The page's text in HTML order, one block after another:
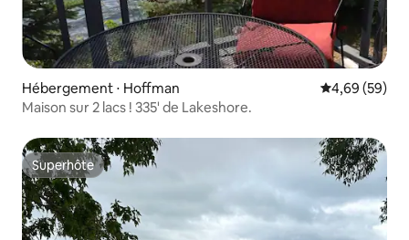
Hébergement ⋅ Hoffman Évaluation
4,69 (59)
Maison sur 2 lacs ! 335' de Lakeshore.
Superhôte
Superhôte